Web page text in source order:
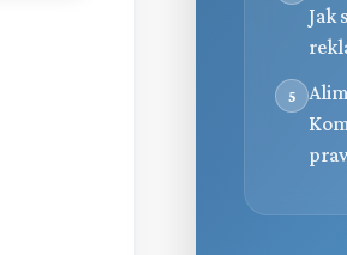
Jak
5